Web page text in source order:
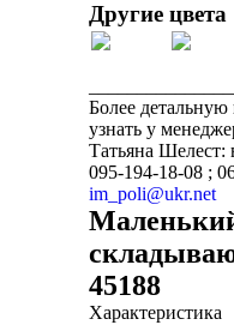
Другие цвета
Более
узнать у
Татьяна Шелест:
095-194-18-08 ;
im_poli@ukr.net
45188
Характеристика